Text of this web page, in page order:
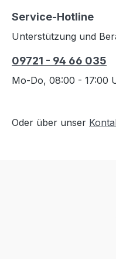
Service-Hotline
Unterstützung und
09721 - 94 66 035
Mo-Do, 08:00 - 17:00
Oder über unser